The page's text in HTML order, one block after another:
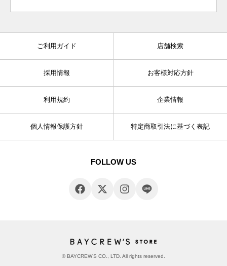
ご利用ガイド 店舗検索
採用情報 お客様対応方針
利用規約 企業情報
個人情報保護方針 特定商取引法に基づく表記
FOLLOW US
© BAYCREW’S CO., LTD. All rights reserved.